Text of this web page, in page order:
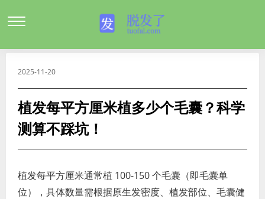
2025-11-20
植发每平方厘米植多少个毛囊？科学
测算不踩坑！
植发每平方厘米通常植 100-150 个毛囊（即毛囊单
位），具体数量需根据原生发密度、植发部位、毛囊健